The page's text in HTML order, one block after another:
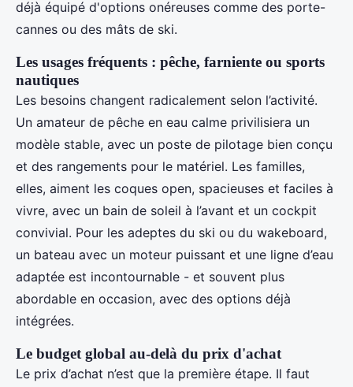
déjà équipé d'options onéreuses comme des porte-
cannes ou des mâts de ski.
Les usages fréquents : pêche, farniente ou sports
nautiques
Les besoins changent radicalement selon l’activité.
Un amateur de pêche en eau calme privilisiera un
modèle stable, avec un poste de pilotage bien conçu
et des rangements pour le matériel. Les familles,
elles, aiment les coques open, spacieuses et faciles à
vivre, avec un bain de soleil à l’avant et un cockpit
convivial. Pour les adeptes du ski ou du wakeboard,
un bateau avec un moteur puissant et une ligne d’eau
adaptée est incontournable - et souvent plus
abordable en occasion, avec des options déjà
intégrées.
Le budget global au-delà du prix d'achat
Le prix d’achat n’est que la première étape. Il faut